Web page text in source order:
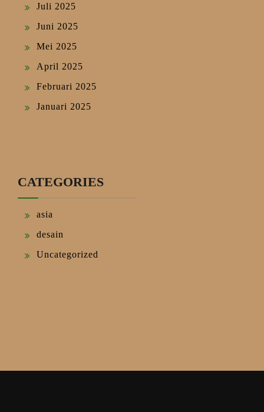
Juli 2025
Juni 2025
Mei 2025
April 2025
Februari 2025
Januari 2025
CATEGORIES
asia
desain
Uncategorized